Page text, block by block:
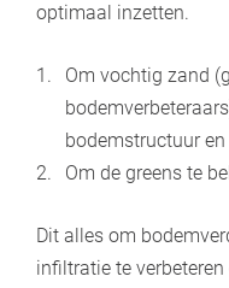
optimaal inzetten.
Om vochtig zand
bodemstructuur
Om de greens te
Dit alles om
infiltratie te